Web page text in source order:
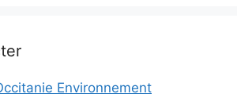
Environnement